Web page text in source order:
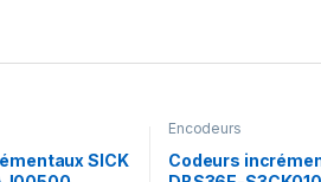
SICK
Encodeurs
Codeurs